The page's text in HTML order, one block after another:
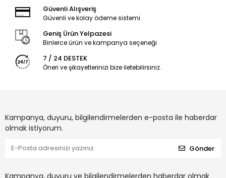
Güvenli Alışveriş
Güvenli ve kolay ödeme sistemi
Geniş Ürün Yelpazesi
Binlerce ürün ve kampanya seçeneği
7 / 24 DESTEK
Öneri ve şikayetlerinizi bize iletebilirsiniz.
Kampanya, duyuru, bilgilendirmelerden e-posta ile haberdar
olmak istiyorum.
Gönder
Kampanya, duyuru ve bilgilendirmelerden haberdar olmak